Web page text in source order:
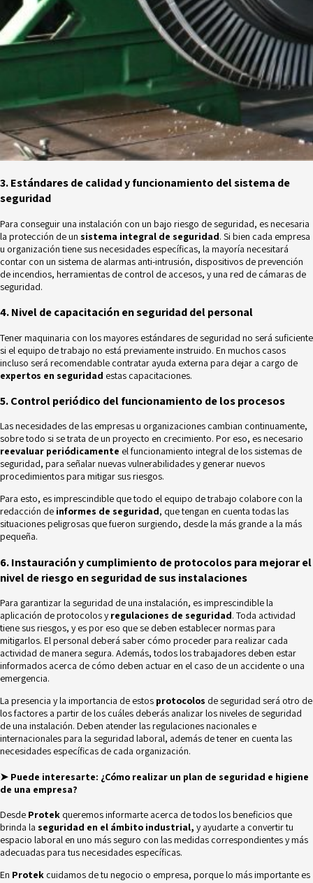
3. Estándares de calidad y funcionamiento del sistema de
seguridad
Para conseguir una instalación con un bajo riesgo de seguridad, es necesaria
la protección de un sistema integral de seguridad. Si bien cada empresa
u organización tiene sus necesidades específicas, la mayoría necesitará
contar con un sistema de alarmas anti-intrusión, dispositivos de prevención
de incendios, herramientas de control de accesos, y una red de cámaras de
seguridad.
4. Nivel de capacitación en seguridad del personal
Tener maquinaria con los mayores estándares de seguridad no será suficiente
si el equipo de trabajo no está previamente instruido. En muchos casos
incluso será recomendable contratar ayuda externa para dejar a cargo de
expertos en seguridad estas capacitaciones.
5. Control periódico del funcionamiento de los procesos
Las necesidades de las empresas u organizaciones cambian continuamente,
sobre todo si se trata de un proyecto en crecimiento. Por eso, es necesario
reevaluar periódicamente el funcionamiento integral de los sistemas de
seguridad, para señalar nuevas vulnerabilidades y generar nuevos
procedimientos para mitigar sus riesgos.
Para esto, es imprescindible que todo el equipo de trabajo colabore con la
redacción de informes de seguridad, que tengan en cuenta todas las
situaciones peligrosas que fueron surgiendo, desde la más grande a la más
pequeña.
6. Instauración y cumplimiento de protocolos para mejorar el
nivel de riesgo en seguridad de sus instalaciones
Para garantizar la seguridad de una instalación, es imprescindible la
aplicación de protocolos yregulaciones de seguridad. Toda actividad
tiene sus riesgos, y es por eso que se deben establecer normas para
mitigarlos. El personal deberá saber cómo proceder para realizar cada
actividad de manera segura. Además, todos los trabajadores deben estar
informados acerca de cómo deben actuar en el caso de un accidente o una
emergencia.
La presencia y la importancia de estos protocolos de seguridad será otro de
los factores a partir de los cuáles deberás analizar los niveles de seguridad
de una instalación. Deben atender las regulaciones nacionales e
internacionales para la seguridad laboral, además de tener en cuenta las
necesidades específicas de cada organización.
➤ Puede interesarte: ¿Cómo realizar un plan de seguridad e higiene
de una empresa?
Desde Protek queremos informarte acerca de todos los beneficios que
brinda la seguridad en el ámbito industrial, y ayudarte a convertir tu
espacio laboral en uno más seguro con las medidas correspondientes y más
adecuadas para tus necesidades específicas.
En Protek cuidamos de tu negocio o empresa, porque lo más importante es